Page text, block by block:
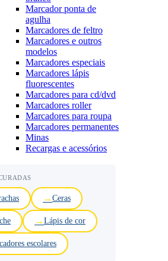
Marcador ponta de
agulha
Marcadores de feltro
Marcadores e outros
modelos
Marcadores especiais
Marcadores lápis
fluorescentes
Marcadores para cd/dvd
Marcadores roller
Marcadores para roupa
Marcadores permanentes
Minas
Recargas e acessórios
Ceras
Lápis de cor
escolares